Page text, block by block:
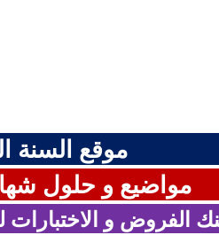
موقع السنة
مواضيع و حلول
الفروض و الاختبارات